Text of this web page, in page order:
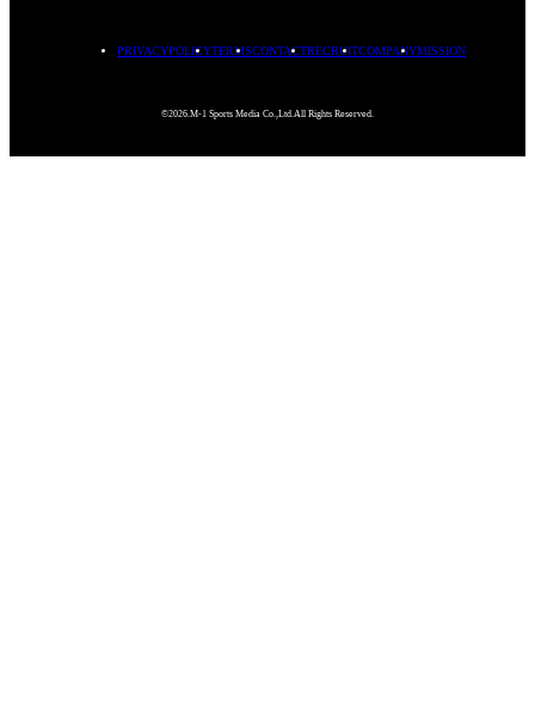
PRIVACYPOLICYTERMSCONTACTRECRUITCOMPANYMISSION
©2026.M-1 Sports Media Co.,Ltd.All Rights Reserved.